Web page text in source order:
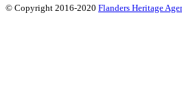
© Copyright 2016-2020 Flanders Heritage